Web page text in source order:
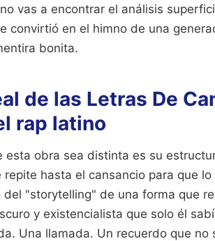
vas a encontrar el análisis
convirtió en el himno de una
bonita.
de las Letras De
rap latino
esta obra sea distinta es su
repite hasta el cansancio para que
del "storytelling" de una forma que
y existencialista que solo él
Una llamada. Un recuerdo que